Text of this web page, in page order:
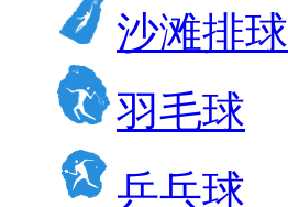
沙滩排球
羽毛球
乒乓球